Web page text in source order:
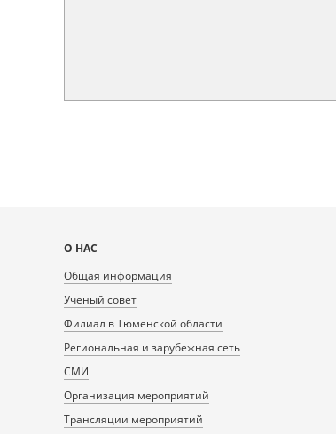
Карта
сайта
О НАС
Общая информация
Ученый совет
Филиал в Тюменской области
Региональная и зарубежная сеть
СМИ
Организация мероприятий
Трансляции мероприятий